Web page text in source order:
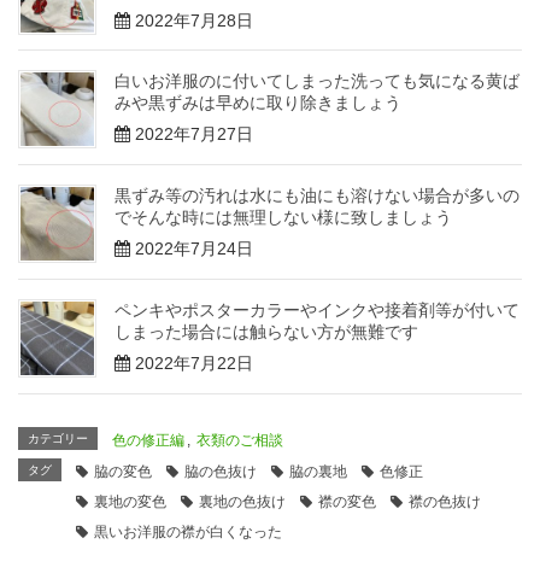
2022年7月28日
白いお洋服のに付いてしまった洗っても気になる黄ば
みや黒ずみは早めに取り除きましょう
2022年7月27日
黒ずみ等の汚れは水にも油にも溶けない場合が多いの
でそんな時には無理しない様に致しましょう
2022年7月24日
ペンキやポスターカラーやインクや接着剤等が付いて
しまった場合には触らない方が無難です
2022年7月22日
カテゴリー 色の修正編 衣類のご相談
タグ 脇の変色 脇の色抜け 脇の裏地
色修正
裏地の変色
裏地の色抜け 襟の変色
襟の色抜け
黒いお洋服の襟が白くなった